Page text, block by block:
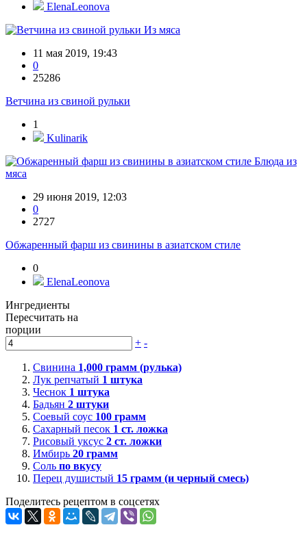
ElenaLeonova
Из мяса
11 мая 2019, 19:43
0
25286
Ветчина из свиной рульки
1
Kulinarik
Блюда из
мяса
29 июня 2019, 12:03
0
2727
Обжаренный фарш из свинины в азиатском стиле
0
ElenaLeonova
Ингредиенты
Пересчитать на
порции
+ -
Свинина 1,000 грамм (рулька)
Лук репчатый 1 штука
Чеснок 1 штука
Бадьян 2 штуки
Соевый соус 100 грамм
Сахарный песок 1 ст. ложка
Рисовый уксус 2 ст. ложки
Имбирь 20 грамм
Соль по вкусу
Перец душистый 15 грамм (и черный смесь)
Поделитесь рецептом в соцсетях